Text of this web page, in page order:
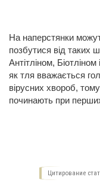
На наперстянки
позбутися від таких
Антітліном,
як тля вважається
вірусних хвороб,
починають при
Цитирование